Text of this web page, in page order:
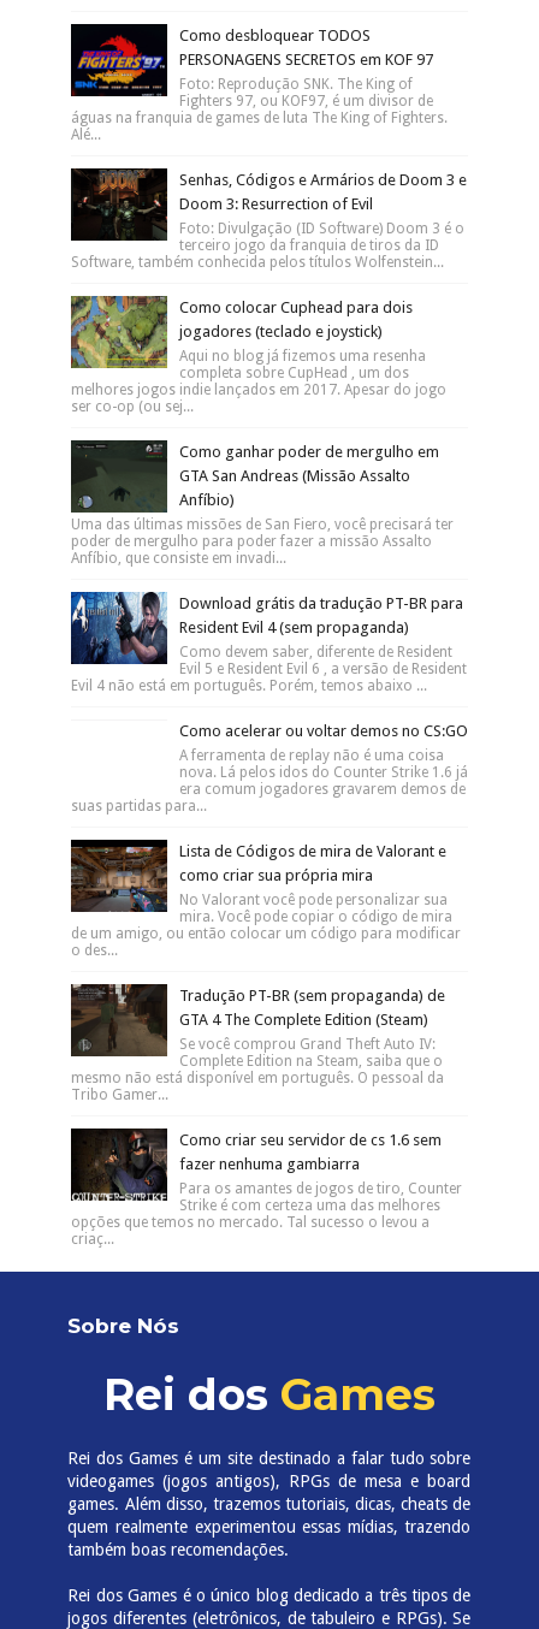
Como desbloquear TODOS
PERSONAGENS SECRETOS em KOF 97
Foto: Reprodução SNK. The King of
Fighters 97, ou KOF97, é um divisor de
águas na franquia de games de luta The King of Fighters.
Alé...
Senhas, Códigos e Armários de Doom 3 e
Doom 3: Resurrection of Evil
Foto: Divulgação (ID Software) Doom 3 é o
terceiro jogo da franquia de tiros da ID
Software, também conhecida pelos títulos Wolfenstein...
Como colocar Cuphead para dois
jogadores (teclado e joystick)
Aqui no blog já fizemos uma resenha
completa sobre CupHead , um dos
melhores jogos indie lançados em 2017. Apesar do jogo
ser co-op (ou sej...
Como ganhar poder de mergulho em
GTA San Andreas (Missão Assalto
Anfíbio)
Uma das últimas missões de San Fiero, você precisará ter
poder de mergulho para poder fazer a missão Assalto
Anfíbio, que consiste em invadi...
Download grátis da tradução PT-BR para
Resident Evil 4 (sem propaganda)
Como devem saber, diferente de Resident
Evil 5 e Resident Evil 6 , a versão de Resident
Evil 4 não está em português. Porém, temos abaixo ...
Como acelerar ou voltar demos no CS:GO
A ferramenta de replay não é uma coisa
nova. Lá pelos idos do Counter Strike 1.6 já
era comum jogadores gravarem demos de
suas partidas para...
Lista de Códigos de mira de Valorant e
como criar sua própria mira
No Valorant você pode personalizar sua
mira. Você pode copiar o código de mira
de um amigo, ou então colocar um código para modificar
o des...
Tradução PT-BR (sem propaganda) de
GTA 4 The Complete Edition (Steam)
Se você comprou Grand Theft Auto IV:
Complete Edition na Steam, saiba que o
mesmo não está disponível em português. O pessoal da
Tribo Gamer...
Como criar seu servidor de cs 1.6 sem
fazer nenhuma gambiarra
Para os amantes de jogos de tiro, Counter
Strike é com certeza uma das melhores
opções que temos no mercado. Tal sucesso o levou a
criaç...
Sobre Nós
Rei dos Games
Rei dos Games é um site destinado a falar tudo sobre
videogames (jogos antigos), RPGs de mesa e board
games. Além disso, trazemos tutoriais, dicas, cheats de
quem realmente experimentou essas mídias, trazendo
também boas recomendações.
Rei dos Games é o único blog dedicado a três tipos de
jogos diferentes (eletrônicos, de tabuleiro e RPGs). Se